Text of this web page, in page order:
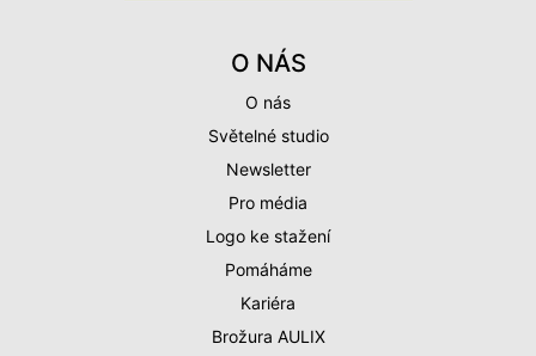
O NÁS
O nás
Světelné studio
Newsletter
Pro média
Logo ke stažení
Pomáháme
Kariéra
Brožura AULIX